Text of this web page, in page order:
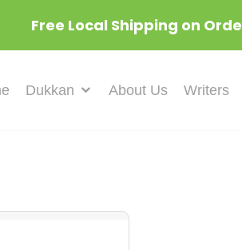
Free Local Shipping on
Dukkan About Us Writers